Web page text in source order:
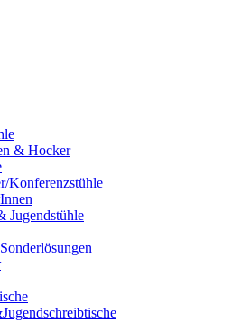
& Hocker
Konferenzstühle
Jugendstühle